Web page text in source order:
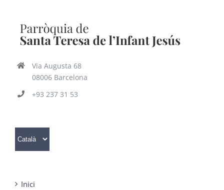
Via Augusta 68
08006 Barcelona
+93 237 31 53
Trieu
un
Inici